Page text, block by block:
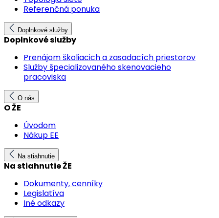
Referenčná ponuka
Doplnkové služby
Doplnkové služby
Prenájom školiacich a zasadacích priestorov
Služby špecializovaného skenovacieho
pracoviska
O nás
O ŽE
Úvodom
Nákup EE
Na stiahnutie
Na stiahnutie ŽE
Dokumenty, cenníky
Legislatíva
Iné odkazy